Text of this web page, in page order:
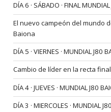
DÍA 6 · SÁBADO · FINAL
El nuevo campeón del mundo
Baiona
DÍA 5 · VIERNES · MUNDIAL J80
Cambio de líder en la recta
DÍA 4 · JUEVES · MUNDIAL J80
DÍA 3 · MIERCOLES · MUNDIAL